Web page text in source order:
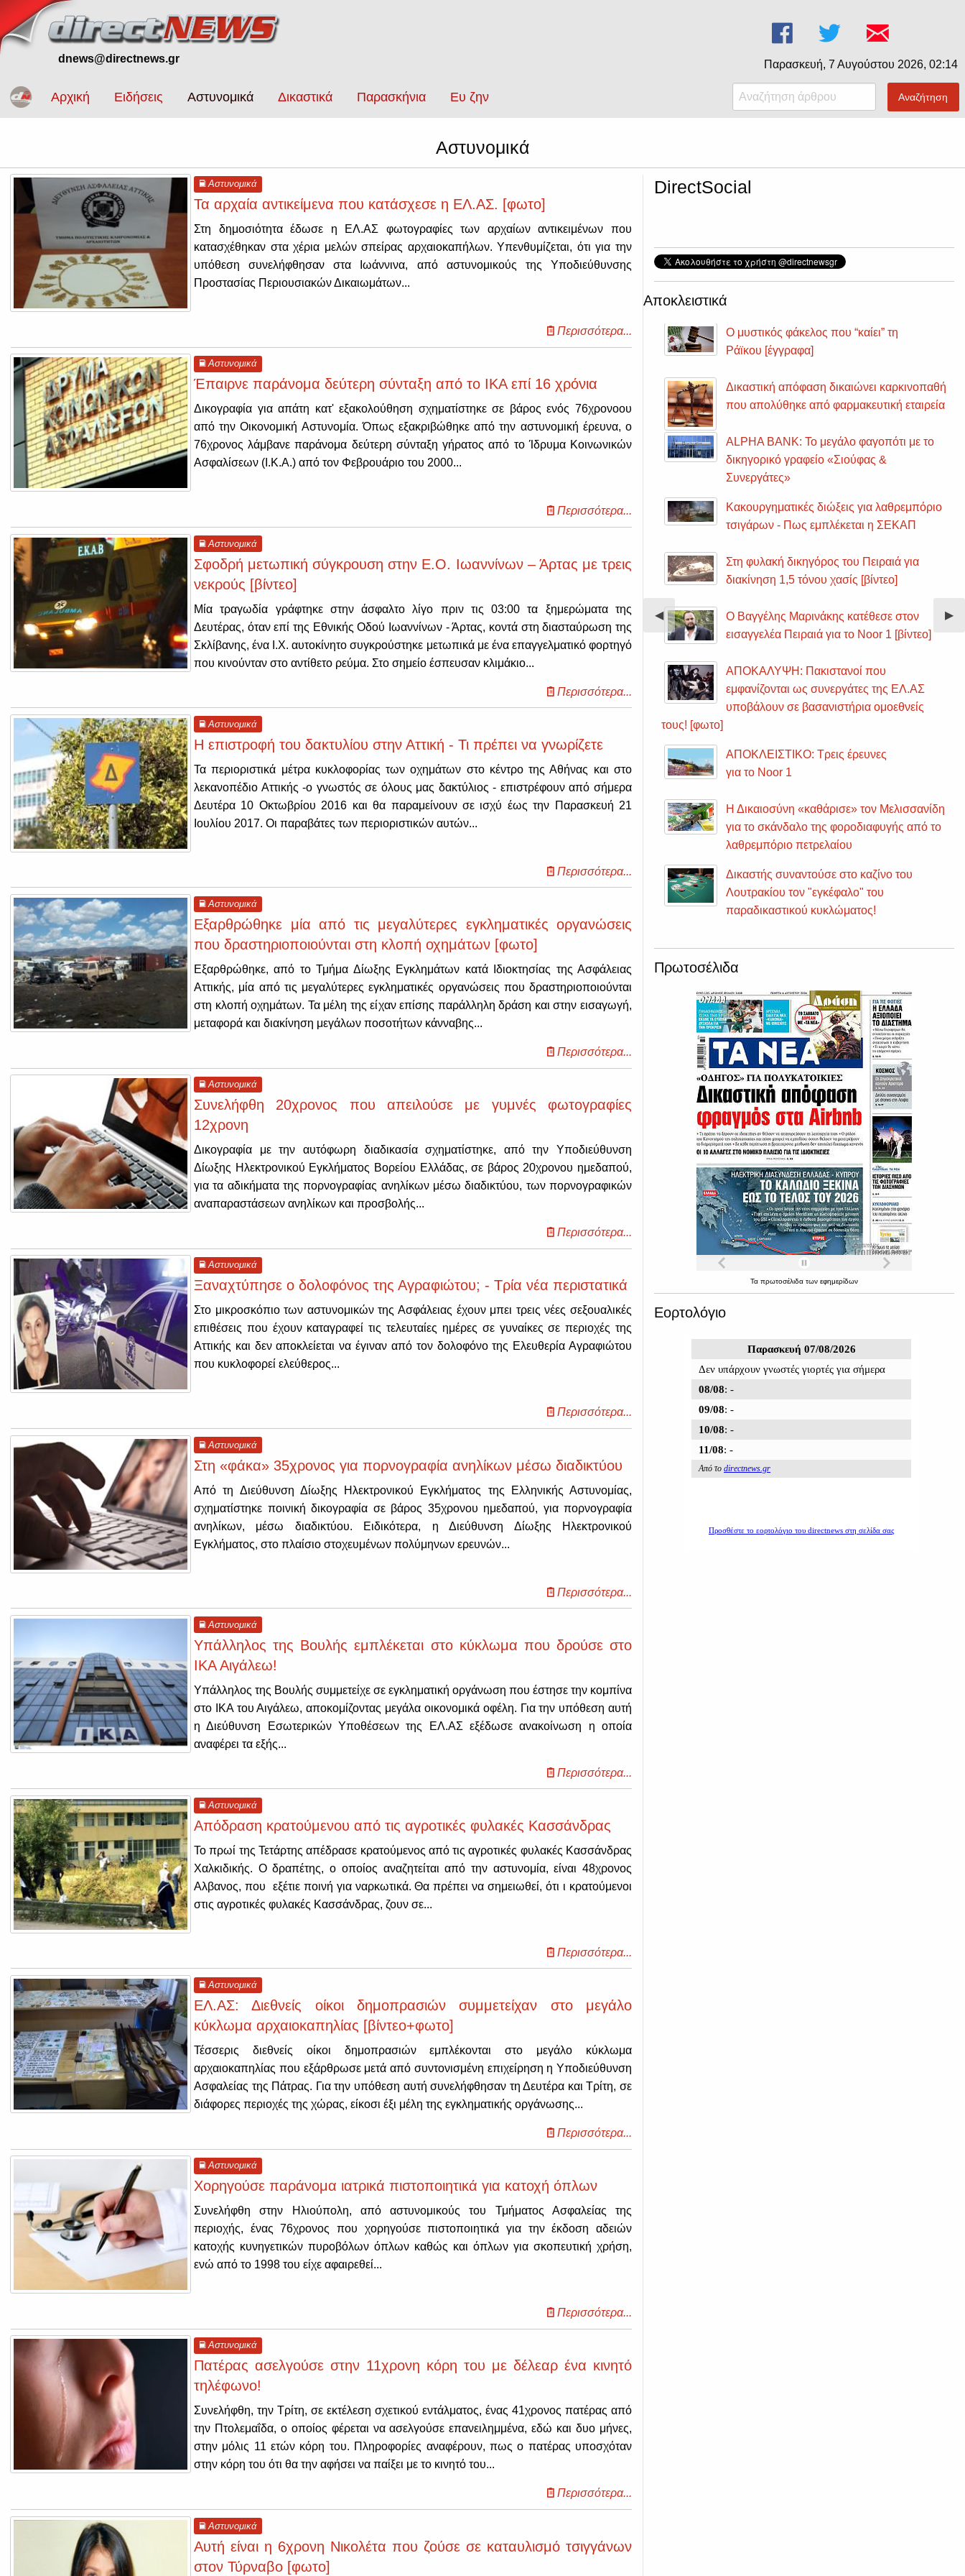
dnews@directnews.gr Παρασκευή, 7 Αυγούστου 2026, 02:14
Αρχική Ειδήσεις Αστυνομικά Δικαστικά Παρασκήνια Ευ ζην Αναζήτηση
Αστυνομικά
Αστυνομικά
Τα αρχαία αντικείμενα που κατάσχεσε η ΕΛ.ΑΣ. [φωτο]
Στη δημοσιότητα έδωσε η ΕΛ.ΑΣ φωτογραφίες των αρχαίων αντικειμένων που
κατασχέθηκαν στα χέρια μελών σπείρας αρχαιοκαπήλων. Υπενθυμίζεται, ότι για την
υπόθεση συνελήφθησαν στα Ιωάννινα, από αστυνομικούς της Υποδιεύθυνσης
Προστασίας Περιουσιακών Δικαιωμάτων...
Περισσότερα...
Αστυνομικά
Έπαιρνε παράνομα δεύτερη σύνταξη από το ΙΚΑ επί 16 χρόνια
Δικογραφία για απάτη κατ' εξακολούθηση σχηματίστηκε σε βάρος ενός 76χρονοου
από την Οικονομική Αστυνομία. Όπως εξακριβώθηκε από την αστυνομική έρευνα, ο
76χρονος λάμβανε παράνομα δεύτερη σύνταξη γήρατος από το Ίδρυμα Κοινωνικών
Ασφαλίσεων (Ι.Κ.Α.) από τον Φεβρουάριο του 2000...
Περισσότερα...
Αστυνομικά
Σφοδρή μετωπική σύγκρουση στην Ε.Ο. Ιωαννίνων – Άρτας με τρεις
νεκρούς [βίντεο]
Μία τραγωδία γράφτηκε στην άσφαλτο λίγο πριν τις 03:00 τα ξημερώματα της
Δευτέρας, όταν επί της Εθνικής Οδού Ιωαννίνων - Άρτας, κοντά στη διασταύρωση της
Σκλίβανης, ένα Ι.Χ. αυτοκίνητο συγκρούστηκε μετωπικά με ένα επαγγελματικό φορτηγό
που κινούνταν στο αντίθετο ρεύμα. Στο σημείο έσπευσαν κλιμάκιο...
Περισσότερα...
Αστυνομικά
Η επιστροφή του δακτυλίου στην Αττική - Τι πρέπει να γνωρίζετε
Τα περιοριστικά μέτρα κυκλοφορίας των οχημάτων στο κέντρο της Αθήνας και στο
λεκανοπέδιο Αττικής -ο γνωστός σε όλους μας δακτύλιος - επιστρέφουν από σήμερα
Δευτέρα 10 Οκτωβρίου 2016 και θα παραμείνουν σε ισχύ έως την Παρασκευή 21
Ιουλίου 2017. Οι παραβάτες των περιοριστικών αυτών...
Περισσότερα...
Αστυνομικά
Εξαρθρώθηκε μία από τις μεγαλύτερες εγκληματικές οργανώσεις
που δραστηριοποιούνται στη κλοπή οχημάτων [φωτο]
Εξαρθρώθηκε, από το Τμήμα Δίωξης Εγκλημάτων κατά Ιδιοκτησίας της Ασφάλειας
Αττικής, μία από τις μεγαλύτερες εγκληματικές οργανώσεις που δραστηριοποιούνται
στη κλοπή οχημάτων. Τα μέλη της είχαν επίσης παράλληλη δράση και στην εισαγωγή,
μεταφορά και διακίνηση μεγάλων ποσοτήτων κάνναβης...
Περισσότερα...
Αστυνομικά
Συνελήφθη 20χρονος που απειλούσε με γυμνές φωτογραφίες
12χρονη
Δικογραφία με την αυτόφωρη διαδικασία σχηματίστηκε, από την Υποδιεύθυνση
Δίωξης Ηλεκτρονικού Εγκλήματος Βορείου Ελλάδας, σε βάρος 20χρονου ημεδαπού,
για τα αδικήματα της πορνογραφίας ανηλίκων μέσω διαδικτύου, των πορνογραφικών
αναπαραστάσεων ανηλίκων και προσβολής...
Περισσότερα...
Αστυνομικά
Ξαναχτύπησε ο δολοφόνος της Αγραφιώτου; - Τρία νέα περιστατικά
Στο μικροσκόπιο των αστυνομικών της Ασφάλειας έχουν μπει τρεις νέες σεξουαλικές
επιθέσεις που έχουν καταγραφεί τις τελευταίες ημέρες σε γυναίκες σε περιοχές της
Αττικής και δεν αποκλείεται να έγιναν από τον δολοφόνο της Ελευθερία Αγραφιώτου
που κυκλοφορεί ελεύθερος...
Περισσότερα...
Αστυνομικά
Στη «φάκα» 35χρονος για πορνογραφία ανηλίκων μέσω διαδικτύου
Από τη Διεύθυνση Δίωξης Ηλεκτρονικού Εγκλήματος της Ελληνικής Αστυνομίας,
σχηματίστηκε ποινική δικογραφία σε βάρος 35χρονου ημεδαπού, για πορνογραφία
ανηλίκων, μέσω διαδικτύου. Ειδικότερα, η Διεύθυνση Δίωξης Ηλεκτρονικού
Εγκλήματος, στο πλαίσιο στοχευμένων πολύμηνων ερευνών...
Περισσότερα...
Αστυνομικά
Υπάλληλος της Βουλής εμπλέκεται στο κύκλωμα που δρούσε στο
ΙΚΑ Αιγάλεω!
Υπάλληλος της Βουλής συμμετείχε σε εγκληματική οργάνωση που έστησε την κομπίνα
στο ΙΚΑ του Αιγάλεω, αποκομίζοντας μεγάλα οικονομικά οφέλη. Για την υπόθεση αυτή
η Διεύθυνση Εσωτερικών Υποθέσεων της ΕΛ.ΑΣ εξέδωσε ανακοίνωση η οποία
αναφέρει τα εξής...
Περισσότερα...
Αστυνομικά
Απόδραση κρατούμενου από τις αγροτικές φυλακές Κασσάνδρας
Το πρωί της Τετάρτης απέδρασε κρατούμενος από τις αγροτικές φυλακές Κασσάνδρας
Χαλκιδικής. Ο δραπέτης, ο οποίος αναζητείται από την αστυνομία, είναι 48χρονος
Αλβανος, που εξέτιε ποινή για ναρκωτικά. Θα πρέπει να σημειωθεί, ότι ι κρατούμενοι
στις αγροτικές φυλακές Κασσάνδρας, ζουν σε...
Περισσότερα...
Αστυνομικά
ΕΛ.ΑΣ: Διεθνείς οίκοι δημοπρασιών συμμετείχαν στο μεγάλο
κύκλωμα αρχαιοκαπηλίας [βίντεο+φωτο]
Τέσσερις διεθνείς οίκοι δημοπρασιών εμπλέκονται στο μεγάλο κύκλωμα
αρχαιοκαπηλίας που εξάρθρωσε μετά από συντονισμένη επιχείρηση η Υποδιεύθυνση
Ασφαλείας της Πάτρας. Για την υπόθεση αυτή συνελήφθησαν τη Δευτέρα και Τρίτη, σε
διάφορες περιοχές της χώρας, είκοσι έξι μέλη της εγκληματικής οργάνωσης...
Περισσότερα...
Αστυνομικά
Χορηγούσε παράνομα ιατρικά πιστοποιητικά για κατοχή όπλων
Συνελήφθη στην Ηλιούπολη, από αστυνομικούς του Τμήματος Ασφαλείας της
περιοχής, ένας 76χρονος που χορηγούσε πιστοποιητικά για την έκδοση αδειών
κατοχής κυνηγετικών πυροβόλων όπλων καθώς και όπλων για σκοπευτική χρήση,
ενώ από το 1998 του είχε αφαιρεθεί...
Περισσότερα...
Αστυνομικά
Πατέρας ασελγούσε στην 11χρονη κόρη του με δέλεαρ ένα κινητό
τηλέφωνο!
Συνελήφθη, την Τρίτη, σε εκτέλεση σχετικού εντάλματος, ένας 41χρονος πατέρας από
την Πτολεμαΐδα, ο οποίος φέρεται να ασελγούσε επανειλημμένα, εδώ και δυο μήνες,
στην μόλις 11 ετών κόρη του. Πληροφορίες αναφέρουν, πως ο πατέρας υποσχόταν
στην κόρη του ότι θα την αφήσει να παίξει με το κινητό του...
Περισσότερα...
Αστυνομικά
Αυτή είναι η 6χρονη Νικολέτα που ζούσε σε καταυλισμό τσιγγάνων
στον Τύρναβο [φωτο]
DirectSocial
Αποκλειστικά
Previous
Slide
◀︎ ▶︎
Ο μυστικός φάκελος που “καίει” τη
Ράϊκου [έγγραφα]
Δικαστική απόφαση δικαιώνει καρκινοπαθή
που απολύθηκε από φαρμακευτική εταιρεία
ALPHA BANK: Το μεγάλο φαγοπότι με το
δικηγορικό γραφείο «Σιούφας &
Συνεργάτες»
Κακουργηματικές διώξεις για λαθρεμπόριο
τσιγάρων - Πως εμπλέκεται η ΣΕΚΑΠ
Στη φυλακή δικηγόρος του Πειραιά για
διακίνηση 1,5 τόνου χασίς [βίντεο]
Ο Βαγγέλης Μαρινάκης κατέθεσε στον
εισαγγελέα Πειραιά για το Noor 1 [βίντεο]
ΑΠΟΚΑΛΥΨΗ: Πακιστανοί που
εμφανίζονται ως συνεργάτες της ΕΛ.ΑΣ
υποβάλουν σε βασανιστήρια ομοεθνείς
τους! [φωτο]
ΑΠΟΚΛΕΙΣΤΙΚΟ: Τρεις έρευνες
για το Noor 1
Η Δικαιοσύνη «καθάρισε» τον Μελισσανίδη
για το σκάνδαλο της φοροδιαφυγής από το
λαθρεμπόριο πετρελαίου
Δικαστής συναντούσε στο καζίνο του
Λουτρακίου τον "εγκέφαλο" του
παραδικαστικού κυκλώματος!
Πρωτοσέλιδα
Τα πρωτοσέλιδα των εφημερίδων
Εορτολόγιο